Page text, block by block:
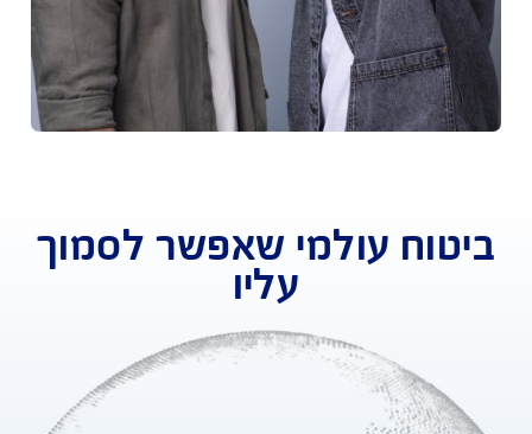
מחויבים
לשמירה על פרטיות
כיבוד הפרטיות והמידע שלכם, הוא מרכיב חשוב עבורנו
קבלו הצעה לביטוח